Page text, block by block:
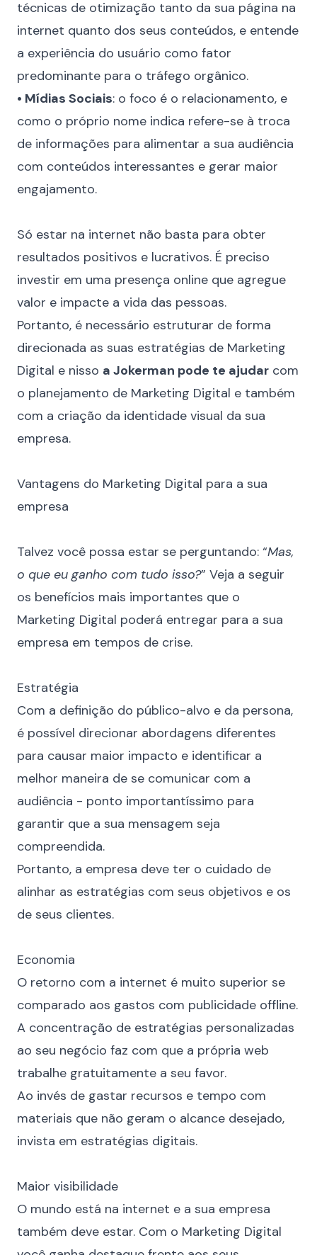
técnicas de otimização tanto da sua página na
internet quanto dos seus conteúdos, e entende
a experiência do usuário como fator
predominante para o tráfego orgânico.
• Mídias Sociais: o foco é o relacionamento, e
como o próprio nome indica refere-se à troca
de informações para alimentar a sua audiência
com conteúdos interessantes e gerar maior
engajamento.
Só estar na internet não basta para obter
resultados positivos e lucrativos. É preciso
investir em uma presença online que agregue
valor e impacte a vida das pessoas.
Portanto, é necessário estruturar de forma
direcionada as suas estratégias de Marketing
Digital e nisso a Jokerman pode te ajudar com
o planejamento de Marketing Digital e também
com a criação da identidade visual da sua
empresa.
Vantagens do Marketing Digital para a sua
empresa
Talvez você possa estar se perguntando: “Mas,
o que eu ganho com tudo isso?” Veja a seguir
os benefícios mais importantes que o
Marketing Digital poderá entregar para a sua
empresa em tempos de crise.
Estratégia
Com a definição do público-alvo e da persona,
é possível direcionar abordagens diferentes
para causar maior impacto e identificar a
melhor maneira de se comunicar com a
audiência - ponto importantíssimo para
garantir que a sua mensagem seja
compreendida.
Portanto, a empresa deve ter o cuidado de
alinhar as estratégias com seus objetivos e os
de seus clientes.
Economia
O retorno com a internet é muito superior se
comparado aos gastos com publicidade offline.
A concentração de estratégias personalizadas
ao seu negócio faz com que a própria web
trabalhe gratuitamente a seu favor.
Ao invés de gastar recursos e tempo com
materiais que não geram o alcance desejado,
invista em estratégias digitais.⠀
Maior visibilidade
O mundo está na internet e a sua empresa
também deve estar. Com o Marketing Digital